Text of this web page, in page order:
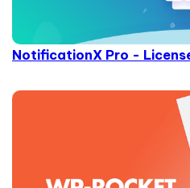
NotificationX Pro -